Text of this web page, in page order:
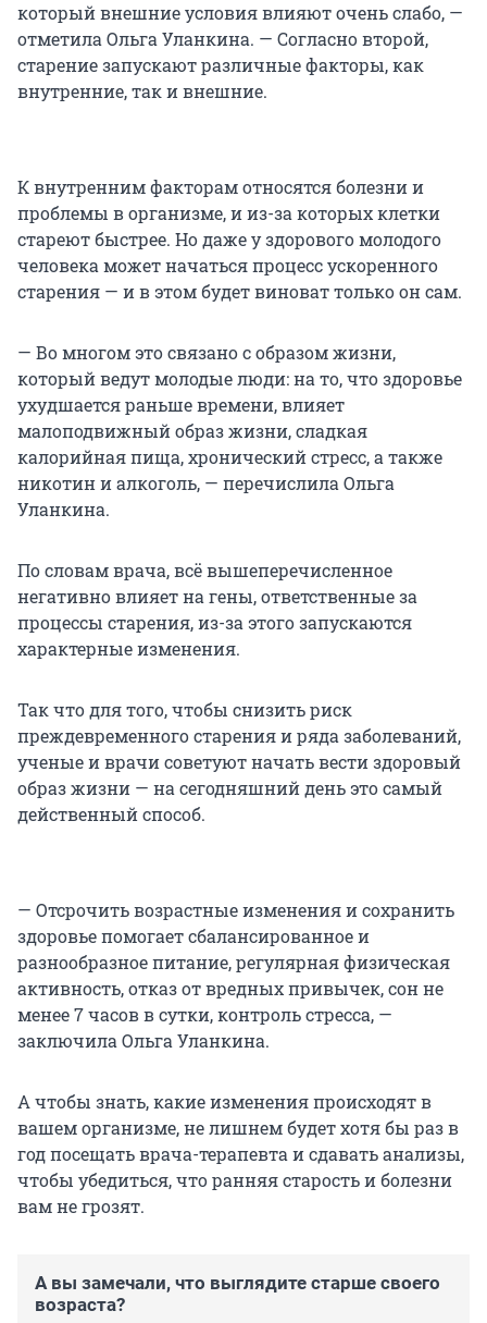
который внешние условия влияют очень слабо, —
отметила Ольга Уланкина. — Согласно второй,
старение запускают различные факторы, как
внутренние, так и внешние.
К внутренним факторам относятся болезни и
проблемы в организме, и из-за которых клетки
стареют быстрее. Но даже у здорового молодого
человека может начаться процесс ускоренного
старения — и в этом будет виноват только он сам.
— Во многом это связано с образом жизни,
который ведут молодые люди: на то, что здоровье
ухудшается раньше времени, влияет
малоподвижный образ жизни, сладкая
калорийная пища, хронический стресс, а также
никотин и алкоголь, — перечислила Ольга
Уланкина.
По словам врача, всё вышеперечисленное
негативно влияет на гены, ответственные за
процессы старения, из-за этого запускаются
характерные изменения.
Так что для того, чтобы снизить риск
преждевременного старения и ряда заболеваний,
ученые и врачи советуют начать вести здоровый
образ жизни — на сегодняшний день это самый
действенный способ.
— Отсрочить возрастные изменения и сохранить
здоровье помогает сбалансированное и
разнообразное питание, регулярная физическая
активность, отказ от вредных привычек, сон не
менее 7 часов в сутки, контроль стресса, —
заключила Ольга Уланкина.
А чтобы знать, какие изменения происходят в
вашем организме, не лишнем будет хотя бы раз в
год посещать врача-терапевта и сдавать анализы,
чтобы убедиться, что ранняя старость и болезни
вам не грозят.
А вы замечали, что выглядите старше своего
возраста?